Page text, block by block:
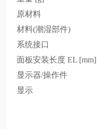
原材料
材料(潮湿部件)
系统接口
面板安装长度 EL [mm]
显示器/操作件
显示